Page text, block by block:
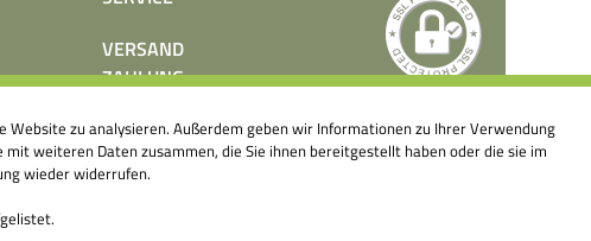
VERSAND
ZAHLUNG
PRESSE
KONTAKT
zu analysieren. Außerdem geben wir Informationen zu Ihrer Verwendung
weiteren Daten zusammen, die Sie ihnen bereitgestellt haben oder die sie im
wieder widerrufen.